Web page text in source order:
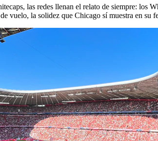
las redes llenan el relato de siempre: los
vuelo, la solidez que Chicago sí muestra en su